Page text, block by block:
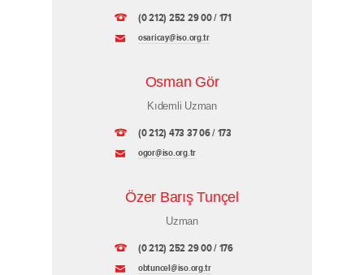
(0 212) 252 29 00 / 171
osaricay@iso.org.tr
Osman Gör
Kıdemli Uzman
(0 212) 473 37 06 / 173
ogor@iso.org.tr
Özer Barış Tunçel
Uzman
(0 212) 252 29 00 / 176
obtuncel@iso.org.tr